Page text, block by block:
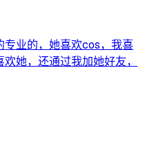
业的，她喜欢cos，我喜
她，还通过我加她好友，